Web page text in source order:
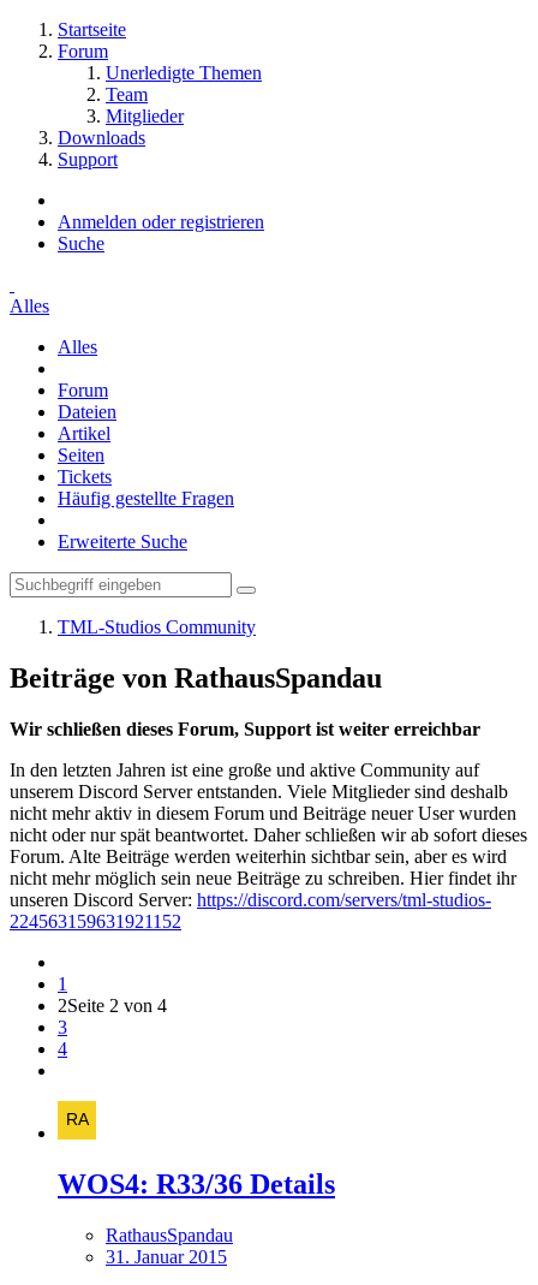
Startseite
Forum
Unerledigte Themen
Team
Mitglieder
Downloads
Support
Anmelden oder registrieren
Suche
Alles
Alles
Forum
Dateien
Artikel
Seiten
Tickets
Häufig gestellte Fragen
Erweiterte Suche
TML-Studios Community
Beiträge von RathausSpandau
Wir schließen dieses Forum, Support ist weiter erreichbar
In den letzten Jahren ist eine große und aktive Community auf
unserem Discord Server entstanden. Viele Mitglieder sind deshalb
nicht mehr aktiv in diesem Forum und Beiträge neuer User wurden
nicht oder nur spät beantwortet. Daher schließen wir ab sofort dieses
Forum. Alte Beiträge werden weiterhin sichtbar sein, aber es wird
nicht mehr möglich sein neue Beiträge zu schreiben. Hier findet ihr
unseren Discord Server: https://discord.com/servers/tml-studios-
224563159631921152
1
2Seite 2 von 4
3
4
WOS4: R33/36 Details
RathausSpandau
31. Januar 2015